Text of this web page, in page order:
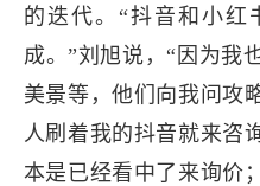
的迭代。“抖音和小红
成。”刘旭说，“因为我
美景等，他们向我问攻
人刷着我的抖音就来咨
本是已经看中了来询价